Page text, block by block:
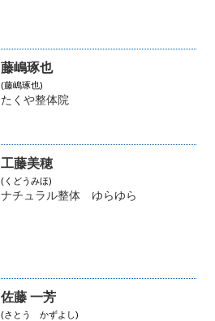
藤嶋琢也
(藤嶋琢也)
たくや整体院
工藤美穂
(くどうみほ)
ナチュラル整体 ゆらゆら
佐藤 一芳
(さとう かずよし)